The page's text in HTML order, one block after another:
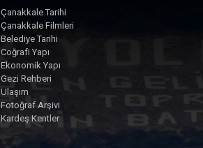
Çanakkale Tarihi
Çanakkale Filmleri
Belediye Tarihi
Coğrafi Yapı
Ekonomik Yapı
Gezi Rehberi
Ulaşım
Fotoğraf Arşivi
Kardeş Kentler